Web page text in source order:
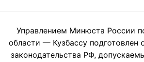
Управлением Минюста России
области — Кузбассу подготовлен
законодательства РФ,